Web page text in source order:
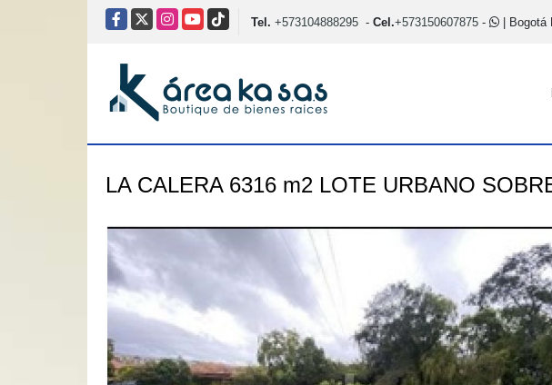
Facebook
X Instagram
YouTubeTikTok Tel. +573104888295 - Cel.+573150607875 - | Bogotá
LA CALERA 6316 m2 LOTE URBANO